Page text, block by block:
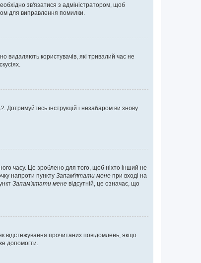
зв'язатися з адміністратором, щоб
для виправлення помилки.
видаляють користувачів, які тривалий час не
. Дотримуйтесь інструкцій і незабаром ви знову
часу. Це зроблено для того, щоб ніхто інший не
напроти пункту Запам'ятати мене при вході на
Запам'ятати мене відсутній, це означає, що
відстежування прочитаних повідомлень, якщо
допомогти.